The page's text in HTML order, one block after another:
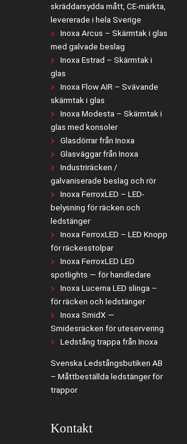
skräddarsydda mått, CE-märkta,
levererade i hela Sverige
Inoxa Arcus – Skärmtak i glas
med galvade beslag
Inoxa Estrad – Skärmtak i
glas
Inoxa Flow AIR – Svävande
skärmtak i glas
Inoxa Modesta – Skärmtak i
glas med konsoler
Glasdörrar från Inoxa
Glasväggar från Inoxa
Industriräcken /
galvaniserade beslag och rör
Inoxa FerroxLED – LED-
belysning för räcken och
ledstänger
Inoxa FerroxLED – LED Knopp
för räckesstolpar
Inoxa FerroxLED LED
spotlights — för handledare
Inoxa Lucerna LED slinga –
för räcken och ledstänger
Inoxa SmidX —
Smidesräcken för uteservering
Ledstång trappa från Inoxa
Svenska Ledstångsbutiken AB
– Måttbeställda ledstänger för
trappor
Kontakt